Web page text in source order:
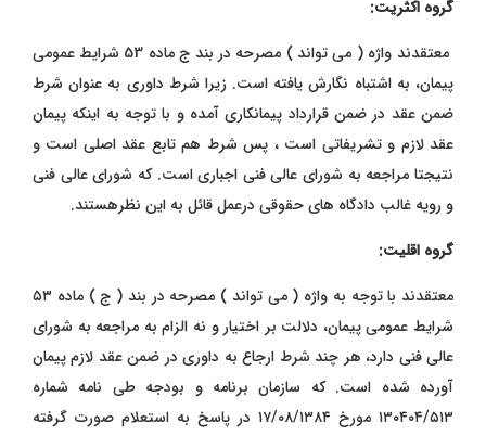
گروه اکثریت:
معتقدند واژه ( می تواند ) مصرحه در بند ج ماده 53 شرایط عمومی
پیمان، به اشتباه نگارش یافته است. زیرا شرط داوری به عنوان شرط
ضمن عقد در ضمن قرارداد پیمانکاری آمده و با توجه به اینکه پیمان
عقد لازم و تشریفاتی است ، پس شرط هم تابع عقد اصلی است و
نتیجتا مراجعه به شورای عالی فنی اجباری است. که شورای عالی فنی
و رویه غالب دادگاه های حقوقی درعمل قائل به این نظرهستند.
گروه اقلیت:
معتقدند با توجه به واژه ( می تواند ) مصرحه در بند ( ج ) ماده ۵۳
شرایط عمومی پیمان، دلالت بر اختیار و نه الزام به مراجعه به شورای
عالی فنی دارد، هر چند شرط ارجاع به داوری در ضمن عقد لازم پیمان
آورده شده است. که سازمان برنامه و بودجه طی نامه شماره
۱۳۰۴۰۴/۵۱۳ مورخ ۱۷/۰۸/۱۳۸۴ در پاسخ به استعلام صورت گرفته